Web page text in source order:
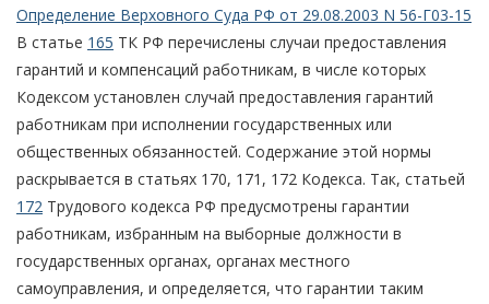
Определение Верховного Суда РФ от 29.08.2003 N 56-Г03-15
В статье 165 ТК РФ перечислены случаи предоставления
гарантий и компенсаций работникам, в числе которых
Кодексом установлен случай предоставления гарантий
работникам при исполнении государственных или
общественных обязанностей. Содержание этой нормы
раскрывается в статьях 170, 171, 172 Кодекса. Так, статьей
172 Трудового кодекса РФ предусмотрены гарантии
работникам, избранным на выборные должности в
государственных органах, органах местного
самоуправления, и определяется, что гарантии таким